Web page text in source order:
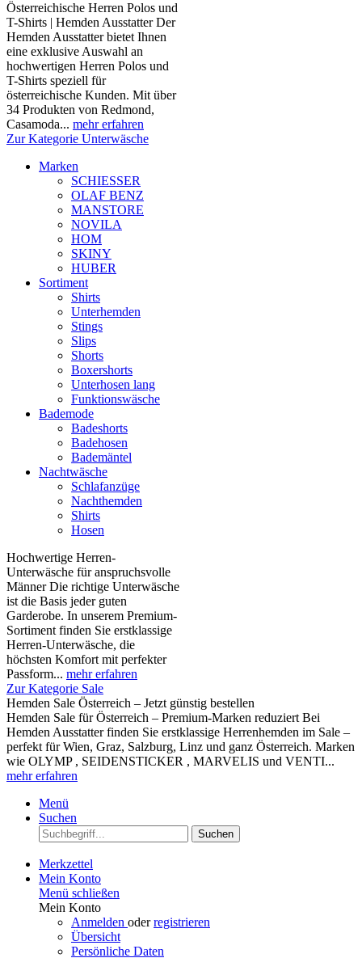
Österreichische Herren Polos und
T-Shirts | Hemden Ausstatter Der
Hemden Ausstatter bietet Ihnen
eine exklusive Auswahl an
hochwertigen Herren Polos und
T-Shirts speziell für
österreichische Kunden. Mit über
34 Produkten von Redmond,
Casamoda... mehr erfahren
Zur Kategorie Unterwäsche
Marken
SCHIESSER
OLAF BENZ
MANSTORE
NOVILA
HOM
SKINY
HUBER
Sortiment
Shirts
Unterhemden
Stings
Slips
Shorts
Boxershorts
Unterhosen lang
Funktionswäsche
Bademode
Badeshorts
Badehosen
Bademäntel
Nachtwäsche
Schlafanzüge
Nachthemden
Shirts
Hosen
Hochwertige Herren-
Unterwäsche für anspruchsvolle
Männer Die richtige Unterwäsche
ist die Basis jeder guten
Garderobe. In unserem Premium-
Sortiment finden Sie erstklassige
Herren-Unterwäsche, die
höchsten Komfort mit perfekter
Passform... mehr erfahren
Zur Kategorie Sale
Hemden Sale Österreich – Jetzt günstig bestellen
Hemden Sale für Österreich – Premium-Marken reduziert Bei
Hemden Ausstatter finden Sie erstklassige Herrenhemden im Sale –
perfekt für Wien, Graz, Salzburg, Linz und ganz Österreich. Marken
wie OLYMP , SEIDENSTICKER , MARVELIS und VENTI...
mehr erfahren
Menü
Suchen
Suchen
Merkzettel
Mein Konto
Menü schließen
Mein Konto
Anmelden oderregistrieren
Übersicht
Persönliche Daten